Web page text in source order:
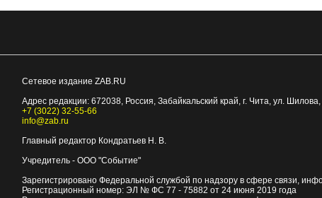
Сетевое издание ZAB.RU
Адрес редакции: 672038, Россия, Забайкальский край, г. Чита, ул. Шилова,
+7 (3022) 32-55-66
info@zab.ru
Главный редактор Кондратьев Н. В.
Учредитель - ООО "Событие"
Зарегистрировано Федеральной службой по надзору в сфере связи,
Регистрационный номер: ЭЛ № ФС 77 - 75882 от 24 июня 2019 года